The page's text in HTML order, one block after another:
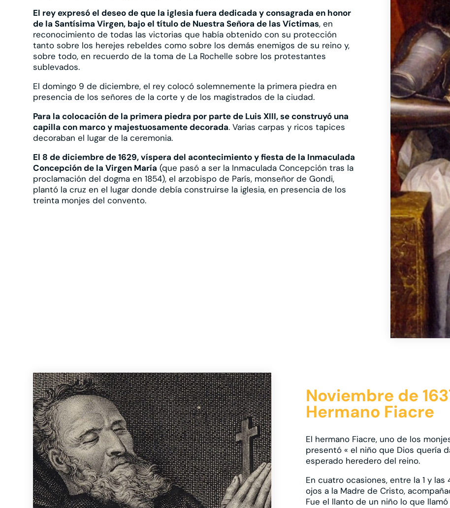
El rey expresó el deseo de que la iglesia fuera dedicada y consagrada en honor
de la Santísima Virgen, bajo el título de Nuestra Señora de las Víctimas, en
reconocimiento de todas las victorias que había obtenido con su protección
tanto sobre los herejes rebeldes como sobre los demás enemigos de su reino y,
sobre todo, en recuerdo de la toma de La Rochelle sobre los protestantes
sublevados.
El domingo 9 de diciembre, el rey colocó solemnemente la primera piedra en
presencia de los señores de la corte y de los magistrados de la ciudad.
Para la colocación de la primera piedra por parte de Luis XIII, se construyó una
capilla con marco y majestuosamente decorada. Varias carpas y ricos tapices
decoraban el lugar de la ceremonia.
El 8 de diciembre de 1629, víspera del acontecimiento y fiesta de la Inmaculada
Concepción de la Virgen María (que pasó a ser la Inmaculada Concepción tras la
proclamación del dogma en 1854), el arzobispo de París, monseñor de Gondi,
plantó la cruz en el lugar donde debía construirse la iglesia, en presencia de los
treinta monjes del convento.
Noviembre de
Hermano Fiacre
El hermano Fiacre, uno de los
presentó « el niño que Dios quería
esperado heredero del reino.
En cuatro ocasiones, entre la 1 y
ojos a la Madre de Cristo,
Fue el llanto de un niño lo que